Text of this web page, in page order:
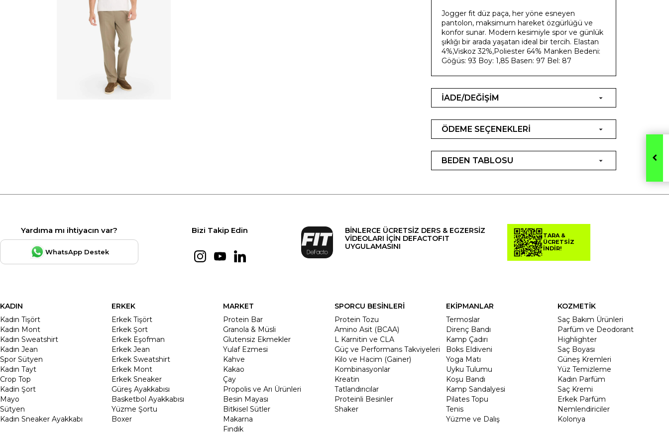
Jogger fit düz paça, her yöne esneyen
pantolon, maksimum hareket özgürlüğü ve
konfor sunar. Modern kesimiyle spor ve günlük
şıklığı bir arada yaşatan ideal bir tercih. Elastan
4%,Viskoz 32%,Poliester 64% Manken Bedeni:
Göğüs: 93 Boy: 1,85 Basen: 97 Bel: 87
İADE/DEĞİŞİM
ÖDEME SEÇENEKLERİ
BEDEN TABLOSU
Yardıma mı ihtiyacın var?
WhatsApp Destek
Bizi Takip Edin
BİNLERCE ÜCRETSİZ DERS & EGZERSİZ
VİDEOLARI İÇİN DEFACTOFIT
UYGULAMASINI
TARA &
ÜCRETSİZ
İNDİR!
KADIN
Kadın Tişört
Kadın Mont
Kadın Sweatshirt
Kadın Jean
Spor Sütyen
Kadın Tayt
Crop Top
Kadin Şort
Mayo
Sütyen
Kadın Sneaker Ayakkabı
ERKEK
Erkek Tişört
Erkek Şort
Erkek Eşofman
Erkek Jean
Erkek Sweatshirt
Erkek Mont
Erkek Sneaker
Güreş Ayakkabısı
Basketbol Ayakkabısı
Yüzme Şortu
Boxer
MARKET
Protein Bar
Granola & Müsli
Glutensiz Ekmekler
Yulaf Ezmesi
Kahve
Kakao
Çay
Propolis ve Arı Ürünleri
Besin Mayası
Bitkisel Sütler
Makarna
Fındık
SPORCU BESİNLERİ
Protein Tozu
Amino Asit (BCAA)
L Karnitin ve CLA
Güç ve Performans Takviyeleri
Kilo ve Hacim (Gainer)
Kombinasyonlar
Kreatin
Tatlandırıcılar
Proteinli Besinler
Shaker
EKİPMANLAR
Termoslar
Direnç Bandı
Kamp Çadırı
Boks Eldiveni
Yoga Matı
Uyku Tulumu
Koşu Bandı
Kamp Sandalyesi
Pilates Topu
Tenis
Yüzme ve Dalış
KOZMETİK
Saç Bakım Ürünleri
Parfüm ve Deodorant
Highlighter
Saç Boyası
Güneş Kremleri
Yüz Temizleme
Kadın Parfüm
Saç Kremi
Erkek Parfüm
Nemlendiriciler
Kolonya